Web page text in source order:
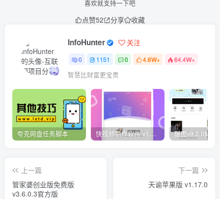
喜欢就支持一下吧
点赞52 分享 收藏
InfoHunter 关注
0 1151 0 4.6W+ 64.4W+
智慧比财富更宝贵
夸克网盘任务脚本 快视频制作软件 v1.1.1安卓版
上一篇
管家婆创业版免费版
v3.6.0.3官方版
下一篇
天谕苹果版 v1.17.0